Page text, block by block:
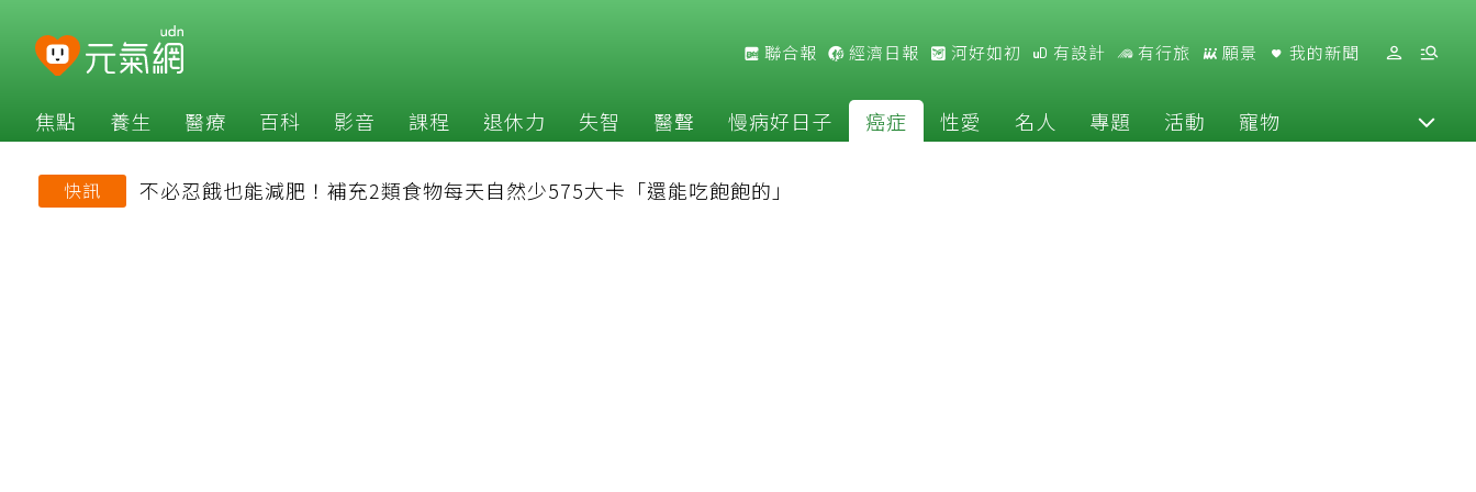
聯合報 經濟日報 河好如初 有設計 有行旅 願景 我的新聞
焦點 養生 醫療 百科 影音 課程 退休力 失智 醫聲 慢病好日子 癌症 性愛 名人 專題 活動 寵物
快訊 不必忍餓也能減肥！補充2類食物每天自然少575大卡「還能吃飽飽的」